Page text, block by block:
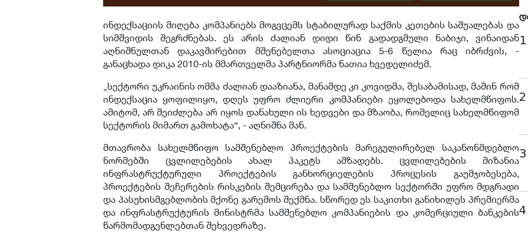
ინდექსაციის მიღება კომპანიებს მოგვცემს სტაბილურად საქმის კეთების საშუალებას და
სიმშვიდის შეგრძნებას. ეს არის ძალიან დიდი წინ გადადგმული ნაბიჯი, ვინაიდან
აღნიშნულთან დაკავშირებით მშენებელთა ასოციაცია 5-6 წელია რაც იბრძვის, -
განაცხადა დიკა 2010-ის მმართველმა პარტნიორმა ნათია ხვედელიძემ.
„სექტორი უკრაინის ომმა ძალიან დააზიანა, მანამდე კი კოვიდმა, შესაბამისად, მაშინ რომ
ინდექსაცია ყოფილიყო, დღეს უფრო ძლიერი კომპანიები ეყოლებოდა სახელმწიფოს.
ამიტომ, არ შეიძლება არ იყოს დანახული ის ხედვები და მზაობა, რომელიც სახელმწიფომ
სექტორის მიმართ გამოხატა“, - აღნიშნა მან.
მთავრობა სახელმწიფო სამშენებლო პროექტების მარეგულირებელ საკანონმდებლო
ნორმებში ცვლილებების ახალ პაკეტს ამზადებს. ცვლილებების მიზანია
ინფრასტრუქტურული პროექტების განხორციელების პროცესის გაუმჯობესება,
პროექტების შეჩერების რისკების შემცირება და სამშენებლო სექტორში უფრო მდგრადი
და პასუხისმგებლობის მქონე გარემოს შექმნა. სწორედ ეს საკითხი განიხილეს პრემიერმა
და ინფრასტრუქტურის მინისტრმა სამშენებლო კომპანიების და კომერციული ბანკების
წარმომადგენლებთან შეხვედრაზე.
1
2
3
4